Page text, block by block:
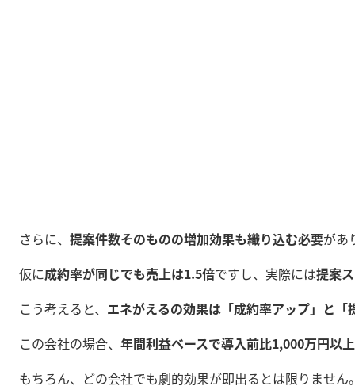
さらに、 提案件数そのものの増加効果も織り込む必要があ
仮に成約率が同じでも売上は1.5倍ですし、実際には提案
こう考えると、 エネがえるの効果は「成約率アップ」と
この会社の場合、 年間利益ベースで導入前比1,000万円以
もちろん、どの会社でも劇的効果が即出るとは限りません